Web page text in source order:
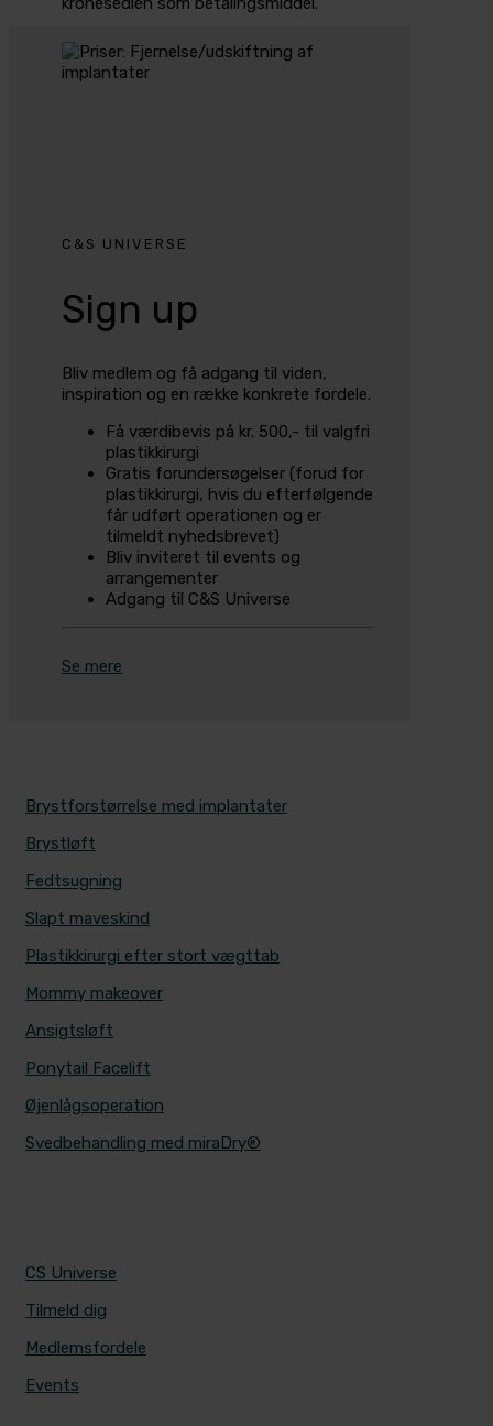
C&S UNIVERSE
Sign up
Bliv medlem og få adgang til viden,
inspiration og en række konkrete fordele.
Få værdibevis på kr. 500,- til valgfri
plastikkirurgi
Gratis forundersøgelser (forud for
plastikkirurgi, hvis du efterfølgende
får udført operationen og er
tilmeldt nyhedsbrevet)
Bliv inviteret til events og
arrangementer
Adgang til C&S Universe
Se mere
Brystforstørrelse med implantater
Brystløft
Fedtsugning
Slapt maveskind
Plastikkirurgi efter stort vægttab
Mommy makeover
Ansigtsløft
Ponytail Facelift
Øjenlågsoperation
Svedbehandling med miraDry®
CS Universe
Tilmeld dig
Medlemsfordele
Events